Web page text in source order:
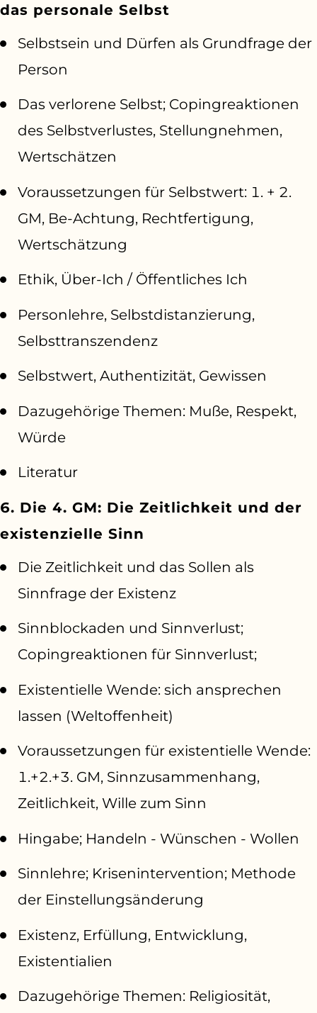
das personale Selbst
Selbstsein und Dürfen als Grundfrage der
Person
Das verlorene Selbst; Copingreaktionen
des Selbstverlustes, Stellungnehmen,
Wertschätzen
Voraussetzungen für Selbstwert: 1. + 2.
GM, Be-Achtung, Rechtfertigung,
Wertschätzung
Ethik, Über-Ich / Öffentliches Ich
Personlehre, Selbstdistanzierung,
Selbsttranszendenz
Selbstwert, Authentizität, Gewissen
Dazugehörige Themen: Muße, Respekt,
Würde
Literatur
6. Die 4. GM: Die Zeitlichkeit und der
existenzielle Sinn
Die Zeitlichkeit und das Sollen als
Sinnfrage der Existenz
Sinnblockaden und Sinnverlust;
Copingreaktionen für Sinnverlust;
Existentielle Wende: sich ansprechen
lassen (Weltoffenheit)
Voraussetzungen für existentielle Wende:
1.+2.+3. GM, Sinnzusammenhang,
Zeitlichkeit, Wille zum Sinn
Hingabe; Handeln - Wünschen - Wollen
Sinnlehre; Krisenintervention; Methode
der Einstellungsänderung
Existenz, Erfüllung, Entwicklung,
Existentialien
Dazugehörige Themen: Religiosität,